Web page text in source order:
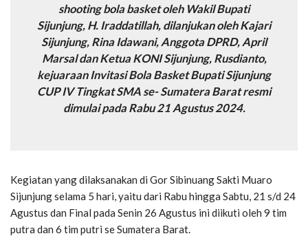
shooting bola basket oleh Wakil Bupati
Sijunjung, H. Iraddatillah, dilanjukan oleh Kajari
Sijunjung, Rina Idawani, Anggota DPRD, April
Marsal dan Ketua KONI Sijunjung, Rusdianto,
kejuaraan Invitasi Bola Basket Bupati Sijunjung
CUP IV Tingkat SMA se- Sumatera Barat resmi
dimulai pada Rabu 21 Agustus 2024.
Kegiatan yang dilaksanakan di Gor Sibinuang Sakti Muaro
Sijunjung selama 5 hari, yaitu dari Rabu hingga Sabtu, 21 s/d 24
Agustus dan Final pada Senin 26 Agustus ini diikuti oleh 9 tim
putra dan 6 tim putri se Sumatera Barat.